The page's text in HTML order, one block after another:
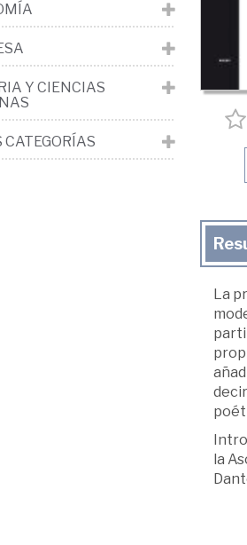
La
la
Y CIENCIAS
CATEGORÍAS